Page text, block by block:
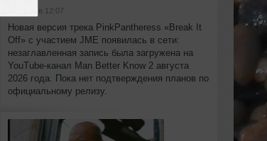
сегодня в 12:07
Новая версия трека PinkPantheress «Break It
Off» с участием JME появилась в сети:
незаглавленная запись была загружена на
YouTube-канал Man Better Know 2 августа
2026 года. Пока нет подтверждения планов по
официальному релизу.